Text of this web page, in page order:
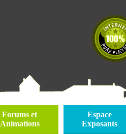
Forums et
Animations
Espace
Exposants